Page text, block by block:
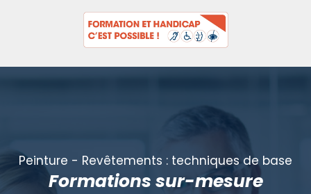
Peinture - Revêtements : techniques de base
Formations sur-mesure